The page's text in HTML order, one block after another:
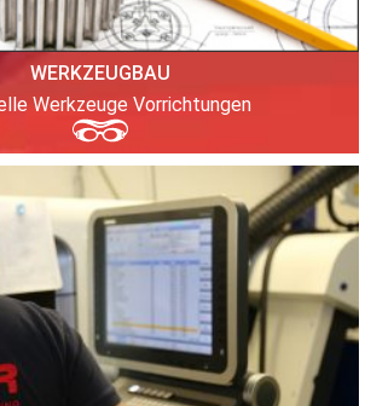
WERKZEUGBAU
Werkzeuge Vorrichtungen